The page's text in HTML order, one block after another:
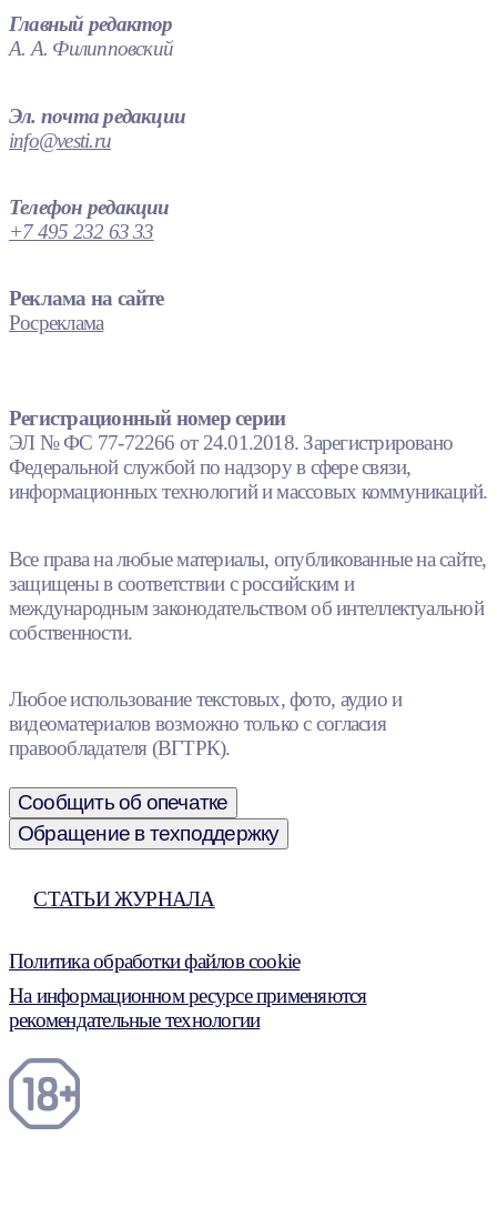
Главный редактор
А. А. Филипповский
Эл. почта редакции
info@vesti.ru
Телефон редакции
+7 495 232 63 33
Реклама на сайте
Росреклама
Регистрационный номер серии
ЭЛ № ФС 77-72266 от 24.01.2018. Зарегистрировано
Федеральной службой по надзору в сфере связи,
информационных технологий и массовых коммуникаций.
Все права на любые материалы, опубликованные на сайте,
защищены в соответствии с российским и
международным законодательством об интеллектуальной
собственности.
Любое использование текстовых, фото, аудио и
видеоматериалов возможно только с согласия
правообладателя (ВГТРК).
Сообщить об опечатке
Обращение в техподдержку
СТАТЬИ ЖУРНАЛА
Политика обработки файлов cookie
На информационном ресурсе применяются
рекомендательные технологии